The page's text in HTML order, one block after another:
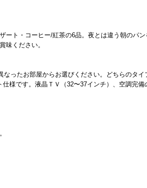
ート・コーヒー/紅茶の6品。夜とは違う朝のパン
味ください。
ったお部屋からお選びください。どちらのタイ
様です。液晶ＴＶ（32〜37インチ）、空調完備